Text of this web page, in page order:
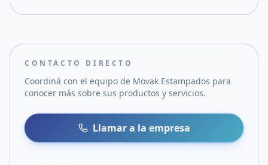
CONTACTO DIRECTO
Coordiná con el equipo de Movak Estampados para
conocer más sobre sus productos y servicios.
Llamar a la empresa